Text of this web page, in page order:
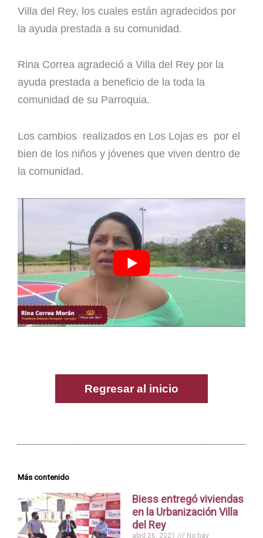
Villa del Rey, los cuales están agradecidos por
la ayuda prestada a su comunidad.
Rina Correa agradeció a Villa del Rey por la
ayuda prestada a beneficio de la toda la
comunidad de su Parroquia.
Los cambios realizados en Los Lojas es por el
bien de los niños y jóvenes que viven dentro de
la comunidad.
Regresar al inicio
Más contenido
Biess entregó viviendas
en la Urbanización Villa
del Rey
abril 26, 2021 No hay